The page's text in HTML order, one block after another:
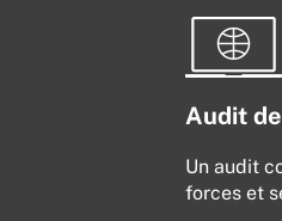
Audit
Un audit
forces et